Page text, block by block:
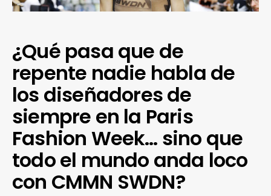
¿Qué pasa que de
repente nadie habla de
los diseñadores de
siempre en la Paris
Fashion Week… sino que
todo el mundo anda loco
con CMMN SWDN?